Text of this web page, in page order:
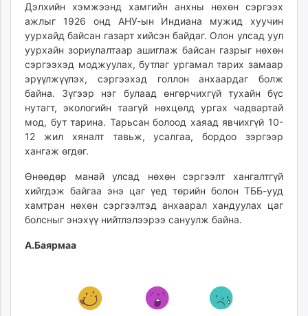
Дэлхийн хэмжээнд хамгийн анхны нөхөн сэргээх
ажлыг 1926 онд АНУ-ын Индиана мужид хуучин
уурхайд байсан газарт хийсэн байдаг. Олон улсад уул
уурхайн зориулалтаар ашиглаж байсан газрыг нөхөн
сэргээхэд моджуулах, бутлаг ургамал тарих замаар
эрүүлжүүлэх, сэргээхэд голлон анхаардаг болж
байна. Зүгээр нэг булаад өнгөрчихгүй тухайн бүс
нутагт, экологийн таагүй нөхцөлд ургах чадвартай
мод, бут тарина. Тарьсан болоод хаяад явчихгүй 10-
12 жил хяналт тавьж, усалгаа, бордоо зэргээр
хангаж өгдөг.
Өнөөдөр манай улсад нөхөн сэргээлт хангалтгүй
хийгдэж байгаа энэ цаг үед төрийн болон ТББ-ууд
хамтран нөхөн сэргээлтэд анхаарал хандуулах цаг
болсныг энэхүү нийтлэлээрээ сануулж байна.
А.Баярмаа